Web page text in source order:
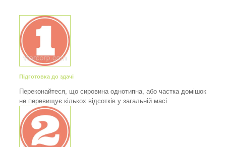
Підготовка до здачі
Переконайтеся, що сировина однотипна, або частка домішок
не перевищує кількох відсотків у загальній масі